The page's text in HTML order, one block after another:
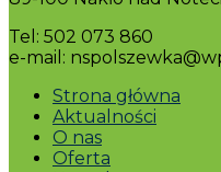
Tel: 502 073 860
e-mail:
Strona główna
Aktualności
O nas
Oferta